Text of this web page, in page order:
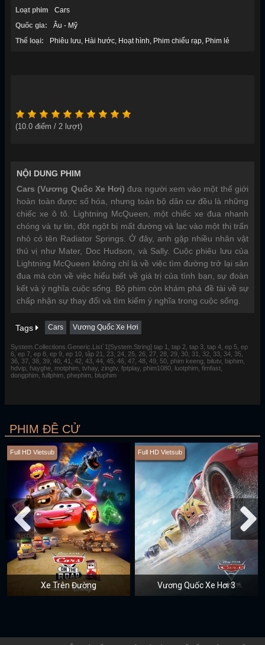
Loạt phim
Cars
Quốc gia:
Âu - Mỹ
Thể loại:
Phiêu lưu Hài hước Hoạt hình Phim chiếu rạp Phim lẻ
(10.0 điểm / 2 lượt)
NỘI DUNG PHIM
Cars (Vương Quốc Xe Hơi) đưa người xem vào một thế giới
hoàn toàn được số hóa, nhưng toàn bộ dân cư đều là những
chiếc xe ô tô. Lightning McQueen, một chiếc xe đua nhanh
chóng và tự tin, đột ngột bị mất đường và lạc vào một thị trấn
nhỏ có tên Radiator Springs. Ở đây, anh gặp nhiều nhân vật
thú vị như Mater, Doc Hudson, và Sally. Cuộc phiêu lưu của
Lightning McQueen không chỉ là về việc tìm đường trở lại sân
đua mà còn về việc hiểu biết về giá trị của tình bạn, sự đoàn
kết và ý nghĩa cuộc sống. Bộ phim còn khám phá đề tài về sự
chấp nhận sự thay đổi và tìm kiếm ý nghĩa trong cuộc sống.
Tags Cars Vương Quốc Xe Hơi
System.Collections.Generic.List`1[System.String] tap 1, tap 2, tap 3, tap 4, ep 5, ep
6, ep 7, ep 8, ep 9, ep 10, tập 21, 23, 24, 25, 26, 27, 28, 29, 30, 31, 32, 33, 34, 35,
36, 37, 38, 39, 40, 41, 42, 43, 44, 45, 46, 47, 48, 49, 50, phim keeng, bilutv, biphim,
hdvip, hayghe, motphim, tvhay, zingtv, fptplay, phim1080, luotphim, fimfast,
dongphim, fullphim, phephim, bluphim
PHIM ĐỀ CỬ
Full HD Vietsub
Xe Trên Đường
Full HD Vietsub
Vương Quốc Xe Hơi 3